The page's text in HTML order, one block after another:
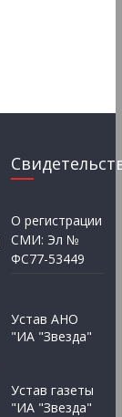
О регистрации
СМИ: Эл №
ФС77-53449
Устав АНО
"ИА "Звезда"
Устав газеты
"ИА "Звезда"